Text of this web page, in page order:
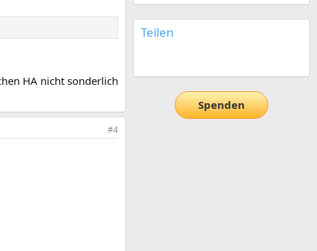
HA nicht sonderlich
#4
Teilen
Spenden